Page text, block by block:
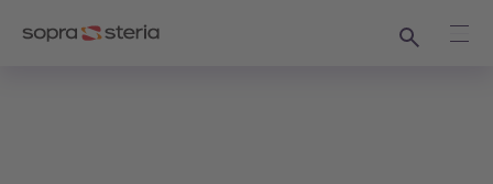
Recherche